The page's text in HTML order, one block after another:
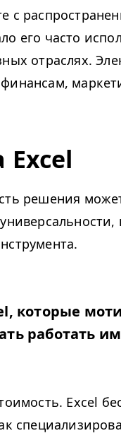
его часто
отраслях.
решения
которые
работать
Excel